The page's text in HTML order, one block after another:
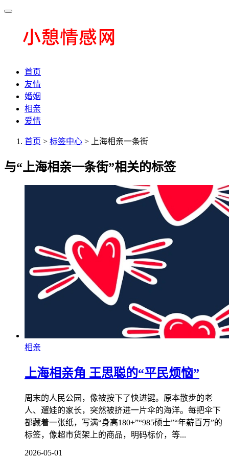
首页
友情
婚姻
相亲
爱情
首页 > 标签中心 > 上海相亲一条街
与“上海相亲一条街”相关的标签
相亲
上海相亲角 王思聪的“平民烦恼”
周末的人民公园，像被按下了快进键。原本散步的老
人、遛娃的家长，突然被挤进一片伞的海洋。每把伞下
都藏着一张纸，写满“身高180+”“985硕士”“年薪百万”的
标签，像超市货架上的商品，明码标价，等...
2026-05-01